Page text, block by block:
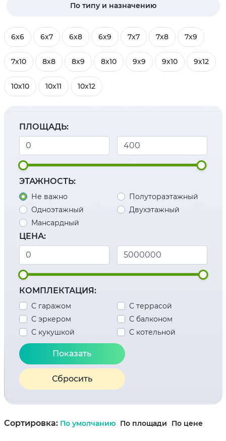
По типу и назначению
6х6 6х7 6х8 6х9 7х7 7х8 7х9
7х10 8х8 8х9 8х10 9х9 9х10 9х12
10х10 10х11 10х12
ПЛОЩАДЬ:
ЭТАЖНОСТЬ:
Не важно
Одноэтажный
Мансардный
Полутораэтажный
Двухэтажный
ЦЕНА:
КОМПЛЕКТАЦИЯ:
С гаражом
С эркером
С кукушкой
С террасой
С балконом
С котельной
Сбросить
Сортировка: По умолчанию По площади По цене